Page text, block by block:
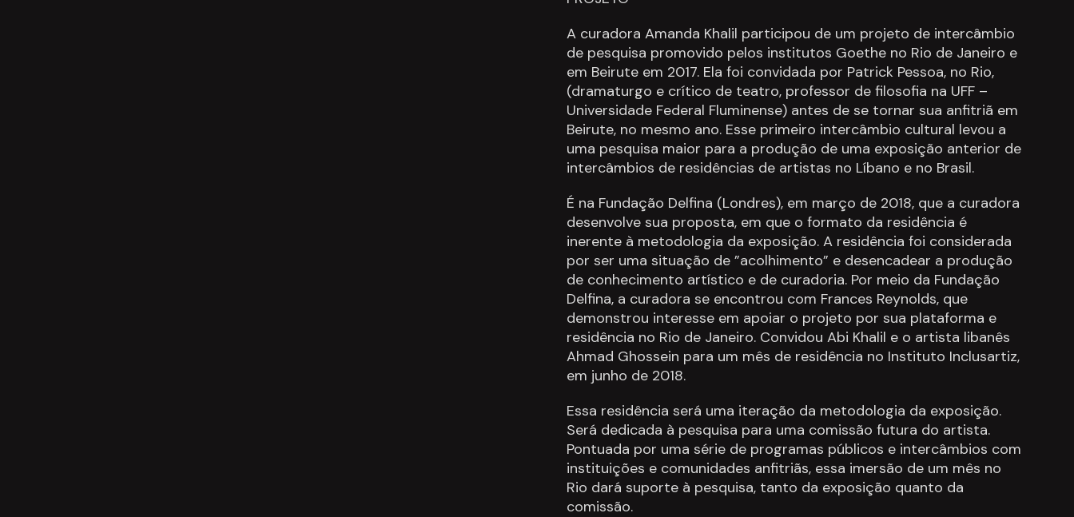
A curadora Amanda Khalil participou de um projeto de intercâmbio
de pesquisa promovido pelos institutos Goethe no Rio de Janeiro e
em Beirute em 2017. Ela foi convidada por Patrick Pessoa, no Rio,
(dramaturgo e crítico de teatro, professor de filosofia na UFF –
Universidade Federal Fluminense) antes de se tornar sua anfitriã em
Beirute, no mesmo ano. Esse primeiro intercâmbio cultural levou a
uma pesquisa maior para a produção de uma exposição anterior de
intercâmbios de residências de artistas no Líbano e no Brasil.
É na Fundação Delfina (Londres), em março de 2018, que a curadora
desenvolve sua proposta, em que o formato da residência é
inerente à metodologia da exposição. A residência foi considerada
por ser uma situação de ”acolhimento” e desencadear a produção
de conhecimento artístico e de curadoria. Por meio da Fundação
Delfina, a curadora se encontrou com Frances Reynolds, que
demonstrou interesse em apoiar o projeto por sua plataforma e
residência no Rio de Janeiro. Convidou Abi Khalil e o artista libanês
Ahmad Ghossein para um mês de residência no Instituto Inclusartiz,
em junho de 2018.
Essa residência será uma iteração da metodologia da exposição.
Será dedicada à pesquisa para uma comissão futura do artista.
Pontuada por uma série de programas públicos e intercâmbios com
instituições e comunidades anfitriãs, essa imersão de um mês no
Rio dará suporte à pesquisa, tanto da exposição quanto da
comissão.